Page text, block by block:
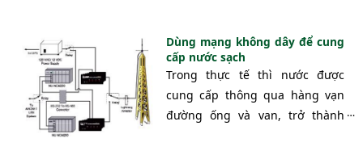
sản xuất và nâng cao khả năng
cạnh tranh của sản phẩm trên
thị trường. Bài viết này làm rõ
bản chất và đề cập tới vấn đề
ứng dụng của các hệ SCADA và
Dùng mạng không dây để cung
cấp nước sạch
Trong thực tế thì nước được
cung cấp thông qua hàng vạn
đường ống và van, trở thành